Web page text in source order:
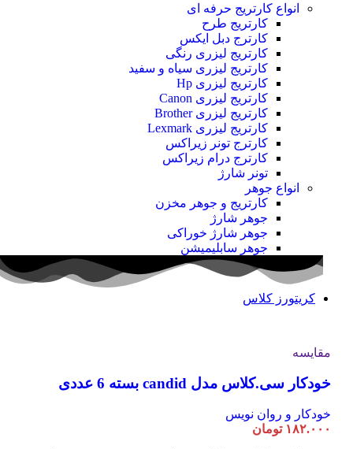
انواع کارتریج حرفه ای
کارتریج طرح
کارترج دبل ایکس
کارتریج لیزری رنگی
کارتریج لیزری سیاه و سفید
کارتریج لیزری Hp
کارتریج لیزری Canon
کارتریج لیزری Brother
کارتریج لیزری Lexmark
کارترج تونر زیراکس
کارترج درام زیراکس
تونر شارژ
انواع جوهر
کارتریج و جوهر مخزن
جوهر شارژ
جوهر شارژ خوراکی
جوهر سابلیمیشن
کریتورز کلاس
مقایسه
خودکار سی.کلاس مدل candid بسته 6 عددی
خودکار و روان نویس
۱۸۲.۰۰۰ تومان